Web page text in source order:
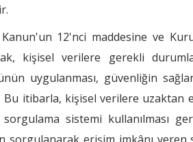
12'nci maddesine ve
kişisel verilere gerekli
uygulanması, güvenliğin
itibarla, kişisel verilere uzaktan
sorgulama sistemi kullanılması